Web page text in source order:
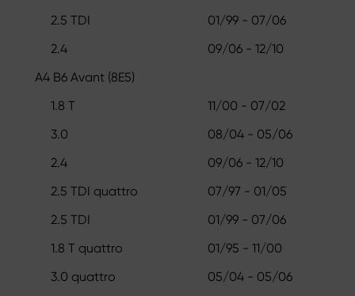
2.5 TDI
01/99 - 07/06
2.4
09/06 - 12/10
A4 B6 Avant (8E5)
1.8 T
11/00 - 07/02
3.0
08/04 - 05/06
2.4
09/06 - 12/10
2.5 TDI quattro
07/97 - 01/05
2.5 TDI
01/99 - 07/06
1.8 T quattro
01/95 - 11/00
3.0 quattro
05/04 - 05/06